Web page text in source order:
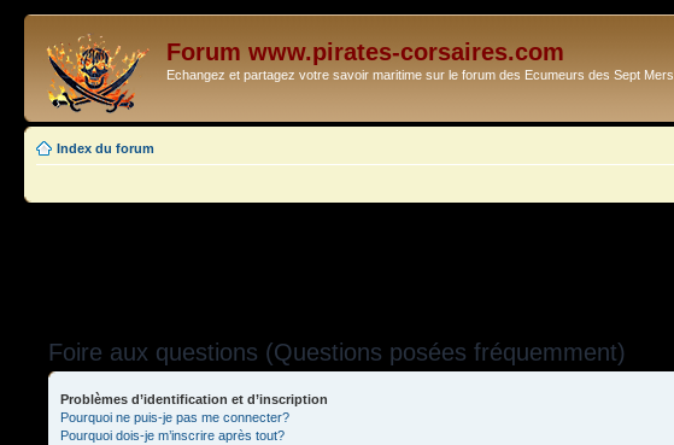
Forum www.pirates-corsaires.com
Echangez et partagez votre savoir maritime sur le forum des Ecumeurs des Sept Mers
Index du forum
Foire aux questions (Questions posées fréquemment)
Problèmes d’identification et d’inscription
Pourquoi ne puis-je pas me connecter?
Pourquoi dois-je m’inscrire après tout?